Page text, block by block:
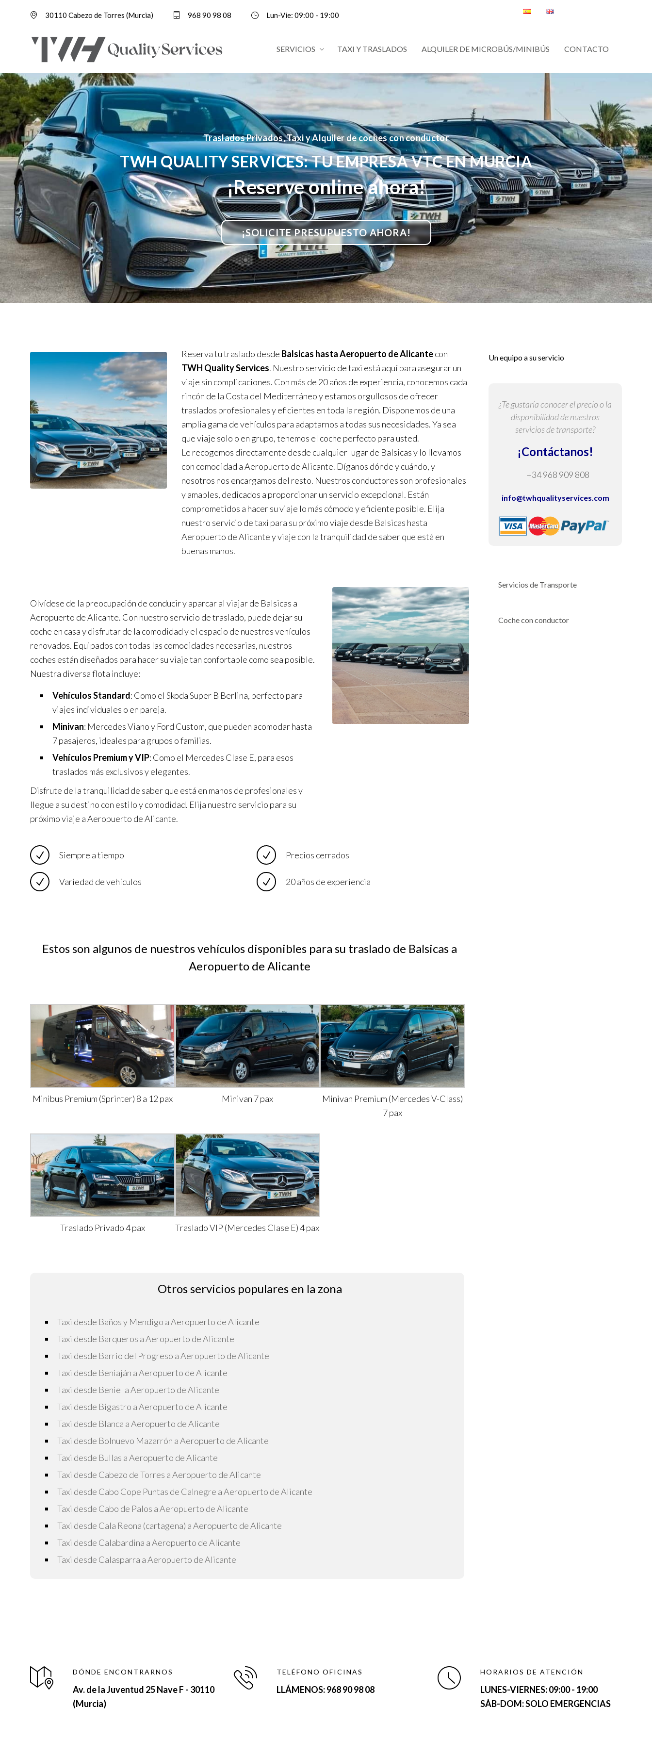
30110 Cabezo de Torres (Murcia) 968 90 98 08 Lun-Vie: 09:00 - 19:00
SERVICIOS TAXI Y TRASLADOS ALQUILER DE MICROBÚS/MINIBÚS CONTACTO
Traslados Privados, Taxi y Alquiler de coches con conductor
TWH QUALITY SERVICES: TU EMPRESA VTC EN MURCIA
¡Reserve online ahora!
¡SOLICITE PRESUPUESTO AHORA!
Reserva tu traslado desde Balsicas hasta Aeropuerto de Alicantecon
TWH Quality Services. Nuestro servicio de taxi está aquí para asegurar un
viaje sin complicaciones. Con más de 20 años de experiencia, conocemos cada
rincón de la Costa del Mediterráneo y estamos orgullosos de ofrecer
traslados profesionales y eficientes en toda la región. Disponemos de una
amplia gama de vehículos para adaptarnos a todas sus necesidades. Ya sea
que viaje solo o en grupo, tenemos el coche perfecto para usted.
Le recogemos directamente desde cualquier lugar de Balsicas y lo llevamos
con comodidad a Aeropuerto de Alicante. Díganos dónde y cuándo, y
nosotros nos encargamos del resto. Nuestros conductores son profesionales
y amables, dedicados a proporcionar un servicio excepcional. Están
comprometidos a hacer su viaje lo más cómodo y eficiente posible. Elija
nuestro servicio de taxi para su próximo viaje desde Balsicas hasta
Aeropuerto de Alicante y viaje con la tranquilidad de saber que está en
buenas manos.
Olvídese de la preocupación de conducir y aparcar al viajar de Balsicas a
Aeropuerto de Alicante. Con nuestro servicio de traslado, puede dejar su
coche en casa y disfrutar de la comodidad y el espacio de nuestros vehículos
renovados. Equipados con todas las comodidades necesarias, nuestros
coches están diseñados para hacer su viaje tan confortable como sea posible.
Nuestra diversa flota incluye:
Vehículos Standard: Como el Skoda Super B Berlina, perfecto para
viajes individuales o en pareja.
Minivan: Mercedes Viano y Ford Custom, que pueden acomodar hasta
7 pasajeros, ideales para grupos o familias.
Vehículos Premium y VIP: Como el Mercedes Clase E, para esos
traslados más exclusivos y elegantes.
Disfrute de la tranquilidad de saber que está en manos de profesionales y
llegue a su destino con estilo y comodidad. Elija nuestro servicio para su
próximo viaje a Aeropuerto de Alicante.
Siempre a tiempo
Variedad de vehículos
Precios cerrados
20 años de experiencia
Estos son algunos de nuestros vehículos disponibles para su traslado de Balsicas a
Aeropuerto de Alicante
Minibus Premium (Sprinter) 8 a 12 pax Minivan 7 pax
Minivan Premium (Mercedes V-Class)
7 pax
Traslado Privado 4 pax Traslado VIP (Mercedes Clase E) 4 pax
Otros servicios populares en la zona
Taxi desde Baños y Mendigo a Aeropuerto de Alicante
Taxi desde Barqueros a Aeropuerto de Alicante
Taxi desde Barrio del Progreso a Aeropuerto de Alicante
Taxi desde Beniaján a Aeropuerto de Alicante
Taxi desde Beniel a Aeropuerto de Alicante
Taxi desde Bigastro a Aeropuerto de Alicante
Taxi desde Blanca a Aeropuerto de Alicante
Taxi desde Bolnuevo Mazarrón a Aeropuerto de Alicante
Taxi desde Bullas a Aeropuerto de Alicante
Taxi desde Cabezo de Torres a Aeropuerto de Alicante
Taxi desde Cabo Cope Puntas de Calnegre a Aeropuerto de Alicante
Taxi desde Cabo de Palos a Aeropuerto de Alicante
Taxi desde Cala Reona (cartagena) a Aeropuerto de Alicante
Taxi desde Calabardina a Aeropuerto de Alicante
Taxi desde Calasparra a Aeropuerto de Alicante
Un equipo a su servicio
¿Te gustaría conocer el precio o la
disponibilidad de nuestros
servicios de transporte?
¡Contáctanos!
+34 968 909 808
info@twhqualityservices.com
Servicios de Transporte
Coche con conductor
DÓNDE ENCONTRARNOS
Av. de la Juventud 25 Nave F - 30110
(Murcia)
TELÉFONO OFICINAS
LLÁMENOS: 968 90 98 08
HORARIOS DE ATENCIÓN
LUNES-VIERNES:09:00 - 19:00
SÁB-DOM: SOLO EMERGENCIAS